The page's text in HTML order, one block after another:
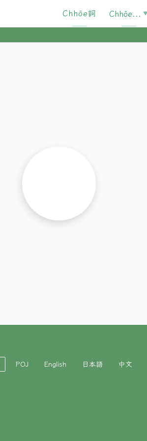
Chhōe詞 Chhōe...
POJ English 日本語 中文